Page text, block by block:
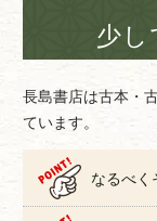
少し
長島書店は古本・
ています。
なるべく